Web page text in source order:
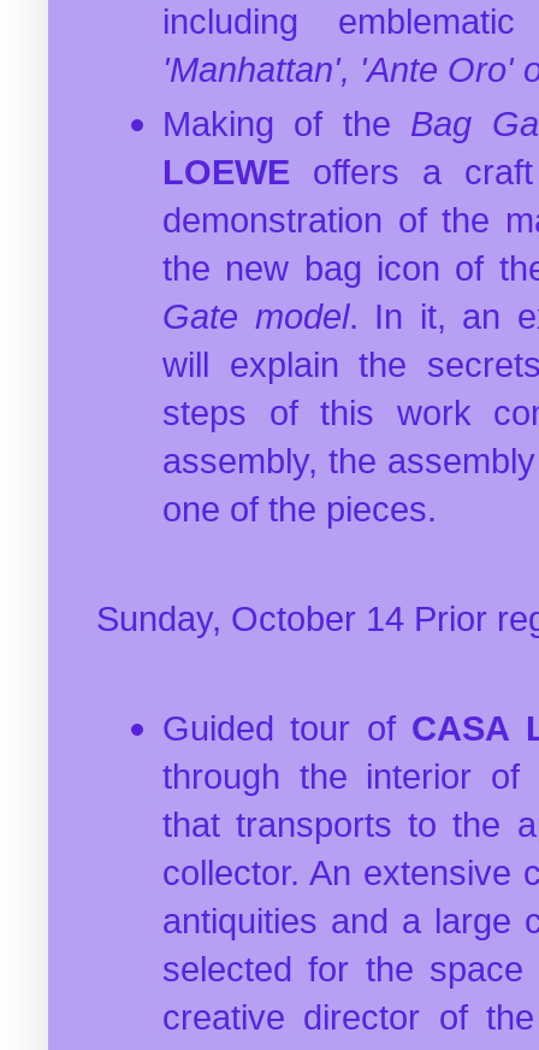
including
'Manhattan', 'Ante Oro'
Making of the Bag
LOEWE offers a
demonstration of the
the new bag icon of
Gate model. In it, an
will explain the
steps of this work
assembly, the
one of the pieces.
Sunday, October 14 Prior
Guided tour of CASA
through the interior of
that transports to the
collector. An extensive
antiquities and a large
selected for the space
creative director of